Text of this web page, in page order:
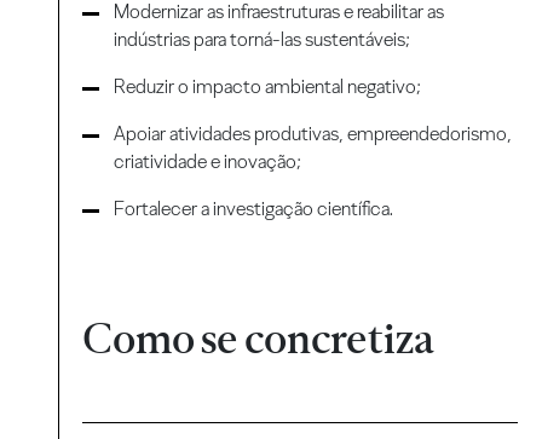
Modernizar as infraestruturas e reabilitar as
indústrias para torná-las sustentáveis;
Reduzir o impacto ambiental negativo;
Apoiar atividades produtivas, empreendedorismo,
criatividade e inovação;
Fortalecer a investigação científica.
Como se concretiza